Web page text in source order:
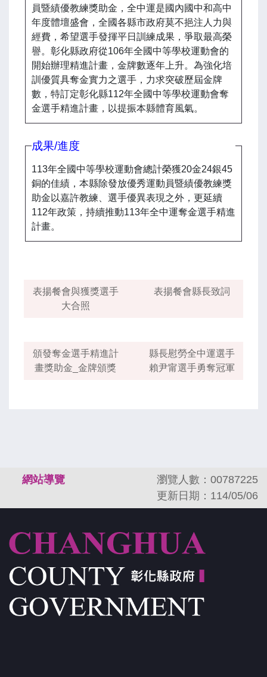
員暨績優教練獎助金，全中運是國內國中和高中
年度體壇盛會，全國各縣市政府莫不挹注人力與
經費，希望選手發揮平日訓練成果，爭取最高榮
譽。彰化縣政府從106年全國中等學校運動會的
開始辦理精進計畫，金牌數逐年上升。為強化培
訓優質具奪金實力之選手，力求突破歷屆金牌
數，特訂定彰化縣112年全國中等學校運動會奪
金選手精進計畫，以提振本縣體育風氣。
成果/進度
113年全國中等學校運動會總計榮獲20金24銀45
銅的佳績，本縣除發放優秀運動員暨績優教練獎
助金以嘉許教練、選手優異表現之外，更延續
112年政策，持續推動113年全中運奪金選手精進
計畫。
表揚餐會與獲獎選手
大合照
表揚餐會縣長致詞
頒發奪金選手精進計
畫獎助金_金牌頒獎
縣長慰勞全中運選手
賴尹甯選手勇奪冠軍
網站導覽
瀏覽人數：00787225
更新日期：114/05/06